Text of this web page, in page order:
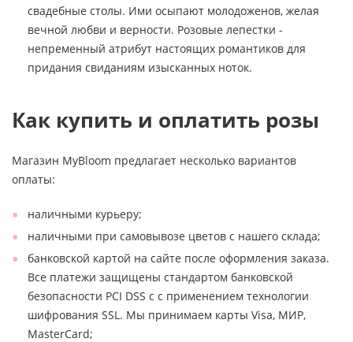
свадебные столы. Ими осыпают молодоженов, желая
вечной любви и верности. Розовые лепестки -
непременный атрибут настоящих романтиков для
придания свиданиям изысканных ноток.
Как купить и оплатить розы
Магазин MyBloom предлагает несколько вариантов
оплаты:
наличными курьеру;
наличными при самовывозе цветов с нашего склада;
банковской картой на сайте после оформления заказа.
Все платежи защищены стандартом банковской
безопасности PCI DSS с с применением технологии
шифрования SSL. Мы принимаем карты Visa, МИР,
MasterCard;